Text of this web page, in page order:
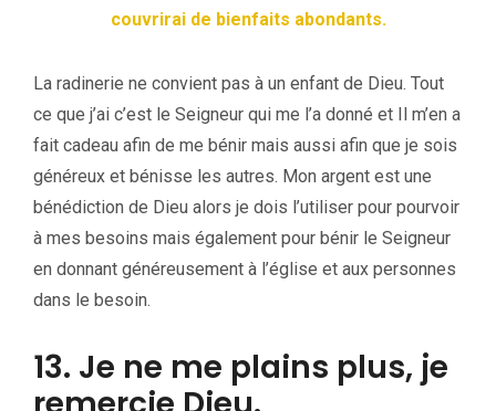
couvrirai de bienfaits abondants.
La radinerie ne convient pas à un enfant de Dieu. Tout
ce que j’ai c’est le Seigneur qui me l’a donné et Il m’en a
fait cadeau afin de me bénir mais aussi afin que je sois
généreux et bénisse les autres. Mon argent est une
bénédiction de Dieu alors je dois l’utiliser pour pourvoir
à mes besoins mais également pour bénir le Seigneur
en donnant généreusement à l’église et aux personnes
dans le besoin.
13. Je ne me plains plus, je